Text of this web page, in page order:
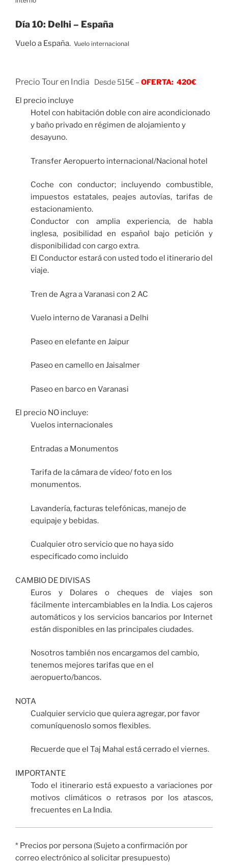
Día 10: Delhi – España
Vuelo a España. Vuelo internacional
Precio Tour en India Desde 515€ – OFERTA: 420€
El precio incluye
Hotel con habitación doble con aire acondicionado
y baño privado en régimen de alojamiento y
desayuno.
Transfer Aeropuerto internacional/Nacional hotel
Coche con conductor; incluyendo combustible,
impuestos estatales, peajes autovías, tarifas de
estacionamiento.
Conductor con amplia experiencia, de habla
inglesa, posibilidad en español bajo petición y
disponibilidad con cargo extra.
El Conductor estará con usted todo el itinerario del
viaje.
Tren de Agra a Varanasi con 2 AC
Vuelo interno de Varanasi a Delhi
Paseo en elefante en Jaipur
Paseo en camello en Jaisalmer
Paseo en barco en Varanasi
El precio NO incluye:
Vuelos internacionales
Entradas a Monumentos
Tarifa de la cámara de vídeo/ foto en los
monumentos.
Lavandería, facturas telefónicas, manejo de
equipaje y bebidas.
Cualquier otro servicio que no haya sido
especificado como incluido
CAMBIO DE DIVISAS
Euros y Dolares o cheques de viajes son
fácilmente intercambiables en la India. Los cajeros
automáticos y los servicios bancarios por Internet
están disponibles en las principales ciudades.
Nosotros también nos encargamos del cambio,
tenemos mejores tarifas que en el
aeropuerto/bancos.
NOTA
Cualquier servicio que quiera agregar, por favor
comuníquenoslo somos flexibles.
Recuerde que el Taj Mahal está cerrado el viernes.
IMPORTANTE
Todo el itinerario está expuesto a variaciones por
motivos climáticos o retrasos por los atascos,
frecuentes en La India.
* Precios por persona (Sujeto a confirmación por
correo electrónico al solicitar presupuesto)